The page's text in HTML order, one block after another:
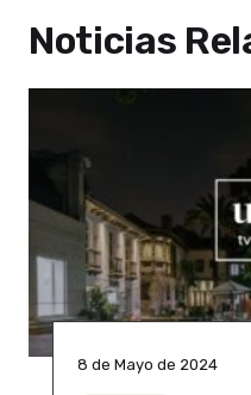
Noticias
8 de Mayo de 2024